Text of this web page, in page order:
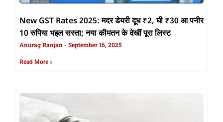
New GST Rates 2025: मदर डेयरी दूध ₹2, घी ₹30 आ पनीर
10 रुपिया भइल सस्ता; नया कीमतन के देखीं पूरा लिस्ट
Anurag Ranjan September 16, 2025
Read More »